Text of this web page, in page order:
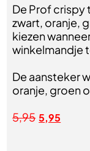
De Prof crispy
zwart, oranje,
kiezen
winkelmandje
De aansteker
oranje, groen
5,95 5,95